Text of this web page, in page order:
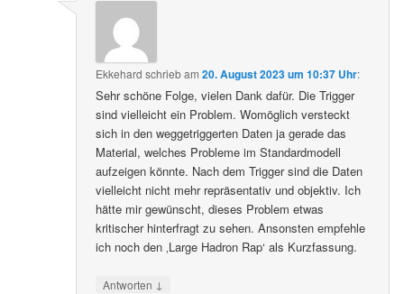
Ekkehard schriebam20. August 2023 um 10:37 Uhr:
Sehr schöne Folge, vielen Dank dafür. Die Trigger
sind vielleicht ein Problem. Womöglich versteckt
sich in den weggetriggerten Daten ja gerade das
Material, welches Probleme im Standardmodell
aufzeigen könnte. Nach dem Trigger sind die Daten
vielleicht nicht mehr repräsentativ und objektiv. Ich
hätte mir gewünscht, dieses Problem etwas
kritischer hinterfragt zu sehen. Ansonsten empfehle
ich noch den ‚Large Hadron Rap‘ als Kurzfassung.
Antworten ↓